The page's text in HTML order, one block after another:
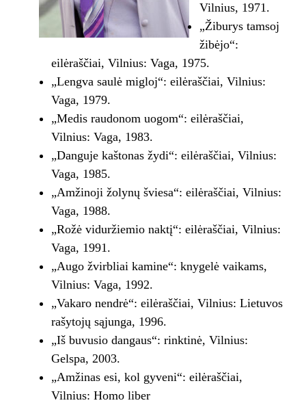
Vilnius, 1971.
„Žiburys tamsoj
žibėjo“:
eilėraščiai, Vilnius: Vaga, 1975.
„Lengva saulė migloj“: eilėraščiai, Vilnius:
Vaga, 1979.
„Medis raudonom uogom“: eilėraščiai,
Vilnius: Vaga, 1983.
„Danguje kaštonas žydi“: eilėraščiai, Vilnius:
Vaga, 1985.
„Amžinoji žolynų šviesa“: eilėraščiai, Vilnius:
Vaga, 1988.
„Rožė viduržiemio naktį“: eilėraščiai, Vilnius:
Vaga, 1991.
„Augo žvirbliai kamine“: knygelė vaikams,
Vilnius: Vaga, 1992.
„Vakaro nendrė“: eilėraščiai, Vilnius: Lietuvos
rašytojų sąjunga, 1996.
„Iš buvusio dangaus“: rinktinė, Vilnius:
Gelspa, 2003.
„Amžinas esi, kol gyveni“: eilėraščiai,
Vilnius: Homo liber